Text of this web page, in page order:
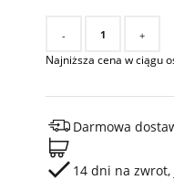
- +
Najniższa cena w ciągu
Darmowa
14 dni na